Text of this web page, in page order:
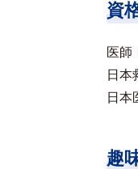
資
医師
日本
日
趣